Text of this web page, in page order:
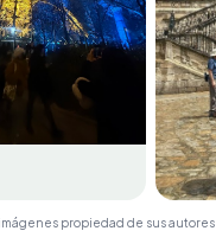
propiedad de sus autores